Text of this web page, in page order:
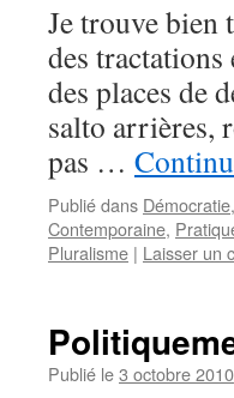
Je trouve bien
des
des places de
salto arrières,
pas …
Publié dans Démocratie,
Contemporaine,
Pluralisme | Laisser un
Publié le3 octobre 2010